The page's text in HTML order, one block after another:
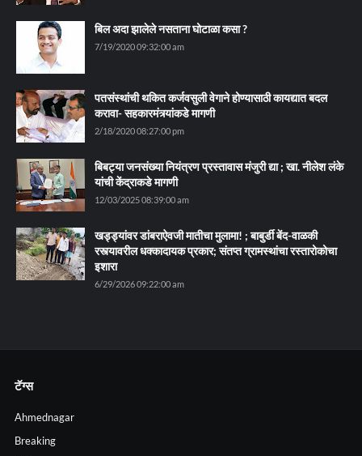
बिल अदा झालेले नसताना घोटाळा कसा ?
7/19/2020 09:32:00 am
पतसंस्थांची थकित कर्जवसुली वेगाने होण्यासाठी कायद्यात बदल
करावा- सहकारमंत्र्यांकडे मागणी
2/18/2020 08:27:00 pm
बिबट्या जनसंख्या नियंत्रण प्रस्तावास मंजुरी द्या ; खा. नीलेश लंके
यांची केंद्राकडे मागणी
12/03/2025 08:39:00 am
खड्ड्यांवर डांबराऐवजी मातीचा मुलामा! ; बाबुर्डी बेंद-वाळकी
रस्त्यावरील धक्कादायक प्रकार; संतप्त ग्रामस्थांचा रस्तारोकोचा
इशारा
6/29/2026 09:22:00 am
टॅग्स
Ahmednagar
Breaking